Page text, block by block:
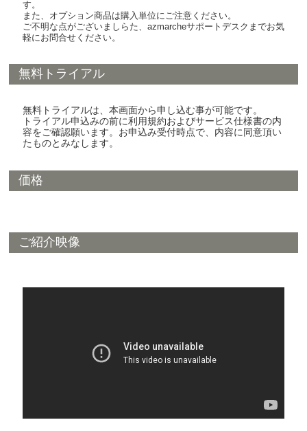
す。
また、オプション商品は購入単位にご注意ください。
ご不明な点がございましらた、azmarcheサポートデスクまでお気
軽にお問合せください。
無料トライアル
無料トライアルは、本画面から申し込む事が可能です。
トライアル申込みの前に利用規約およびサービス仕様書の内
容をご確認願います。お申込み受付時点で、内容に同意頂い
たものとみなします。
価格
ご紹介映像